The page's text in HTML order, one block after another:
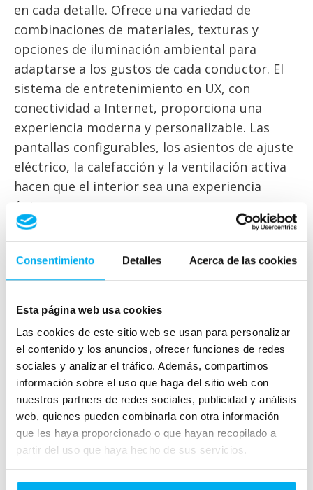
Consentimiento Detalles Acerca de las cookies
Esta página web usa cookies
Las cookies de este sitio web se usan para personalizar
el contenido y los anuncios, ofrecer funciones de redes
sociales y analizar el tráfico. Además, compartimos
información sobre el uso que haga del sitio web con
nuestros partners de redes sociales, publicidad y análisis
web, quienes pueden combinarla con otra información
que les haya proporcionado o que hayan recopilado a
partir del uso que haya hecho de sus servicios.
en cada detalle. Ofrece una variedad de
combinaciones de materiales, texturas y
opciones de iluminación ambiental para
adaptarse a los gustos de cada conductor. El
sistema de entretenimiento en UX, con
conectividad a Internet, proporciona una
experiencia moderna y personalizable. Las
pantallas configurables, los asientos de ajuste
eléctrico, la calefacción y la ventilación activa
hacen que el interior sea una experiencia
única.
Rendimiento y Autonomía:
El Mercedes-Benz EQE es un automóvil que se
maneja como una seda. Gracias a su batería de
90.6 kilovatios hora, puede recorrer hasta 660
convierte en un vehículo ideal para largos
viajes. Con 292 caballos de fuerza, el EQE
puede acelerar de 0 a 100 km/h en tan solo 6.4
segundos. Los modos de manejo permiten una
experiencia personalizada, desde el modo eco
hasta el modo deportivo. La suspensión suave
y la ausencia de ruido del motor hacen que
cada viaje sea una experiencia de lujo.